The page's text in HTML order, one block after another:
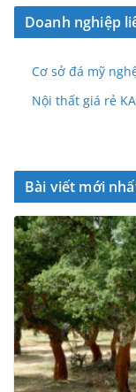
Doanh nghiệp
Cơ sở đá mỹ
Nội thất giá rẻ
Bài viết mới